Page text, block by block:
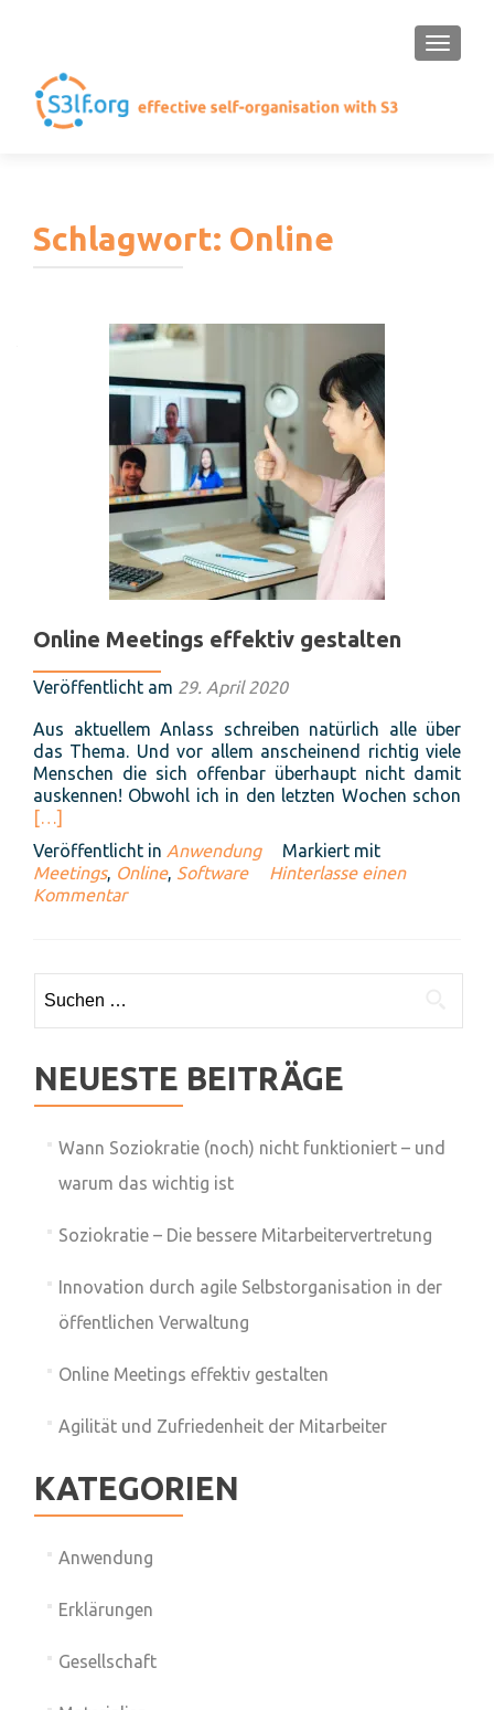
Schlagwort: Online
Online Meetings effektiv gestalten
Veröffentlicht am 29. April 2020
Aus aktuellem Anlass schreiben natürlich alle über
das Thema. Und vor allem anscheinend richtig viele
Menschen die sich offenbar überhaupt nicht damit
auskennen! Obwohl ich in den letzten Wochen schon
[…]
Veröffentlicht in Anwendung
Markiert mit
Meetings, Online, Software
Hinterlasse einen
Kommentar
nach:
NEUESTE BEITRÄGE
Wann Soziokratie (noch) nicht funktioniert – und
warum das wichtig ist
Soziokratie – Die bessere Mitarbeitervertretung
Innovation durch agile Selbstorganisation in der
öffentlichen Verwaltung
Online Meetings effektiv gestalten
Agilität und Zufriedenheit der Mitarbeiter
KATEGORIEN
Anwendung
Erklärungen
Gesellschaft